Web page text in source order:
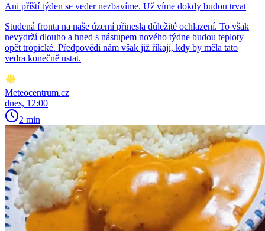
Ani příští týden se veder nezbavíme. Už víme dokdy budou trvat
Studená fronta na naše území přinesla důležité ochlazení. To však
nevydrží dlouho a hned s nástupem nového týdne budou teploty
opět tropické. Předpovědi nám však již říkají, kdy by měla tato
vedra konečně ustat.
Meteocentrum.cz
dnes, 12:00
2 min